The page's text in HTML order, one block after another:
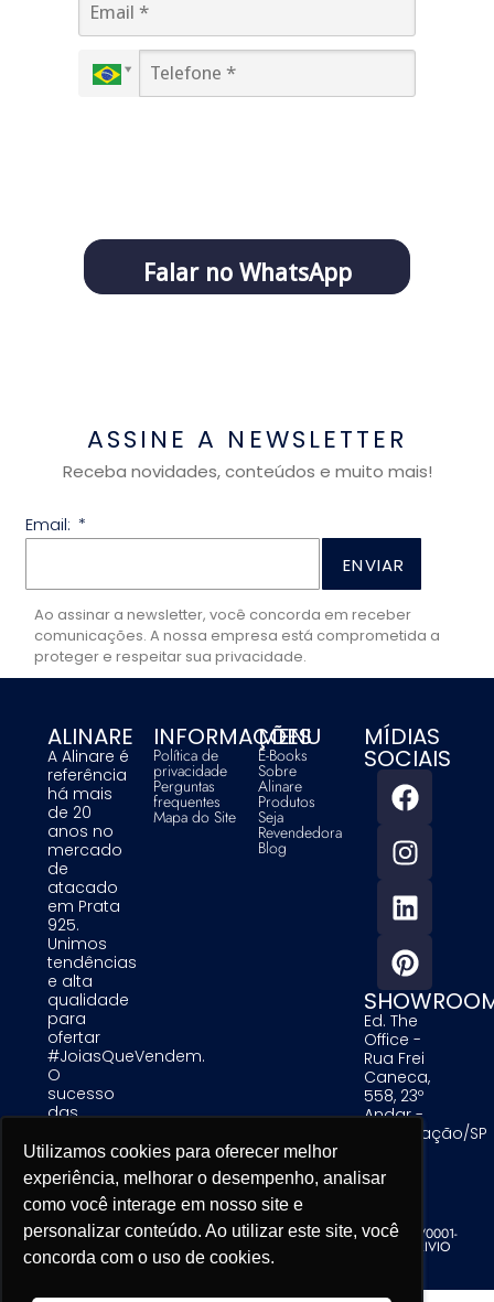
Utilizamos cookies para oferecer melhor
experiência, melhorar o desempenho, analisar
como você interage em nosso site e
personalizar conteúdo. Ao utilizar este site, você
concorda com o uso de cookies.
Utilizamos cookies para oferecer melhor
experiência, melhorar o desempenho, analisar
como você interage em nosso site e
personalizar conteúdo. Ao utilizar este site, você
concorda com o uso de cookies.
Utilizamos cookies para oferecer melhor
experiência, melhorar o desempenho, analisar
como você interage em nosso site e
personalizar conteúdo. Ao utilizar este site, você
concorda com o uso de cookies.
Falar no WhatsApp
ASSINE A NEWSLETTER
Receba novidades, conteúdos e muito mais!
Email:
ENVIAR
Ao assinar a newsletter, você concorda em receber
comunicações. A nossa empresa está comprometida a
proteger e respeitar sua privacidade.
ALINARE
A Alinare é
referência
há mais
de 20
anos no
mercado
de
atacado
em Prata
925.
Unimos
tendências
e alta
qualidade
para
ofertar
#JoiasQueVendem.
O
sucesso
das
clientes é
uma
prioridade
para nós.
INFORMAÇÕES
Política de
privacidade
Perguntas
frequentes
Mapa do Site
MENU
E-Books
Sobre
Alinare
Produtos
Seja
Revendedora
Blog
MÍDIAS
SOCIAIS
Ed. The
Office -
Rua Frei
Caneca,
558, 23º
Andar -
Consolação/SP
Alinare Comercio de Acessorios de Moda LTDA - CNPJ 19.679.195/0001-
76 - Copyright. Todos os direitos reservados. Desenvolvido por TRIVIO